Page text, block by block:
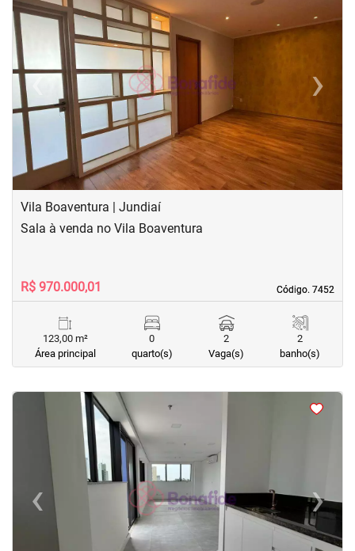
‹Previous ›Next
Vila Boaventura | Jundiaí
Código. 7452
Código. 7452
Sala à venda no Vila Boaventura
R$ 970.000,01
123,00 m²
Área principal
0
quarto(s)
2
Vaga(s)
2
banho(s)
< <
‹Previous ›Next